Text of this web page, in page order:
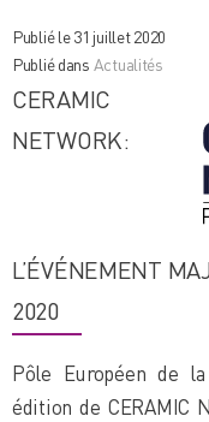
Publié le 31 juillet 2020
Publié dans Actualités
CERAMIC
NETWORK:
L’ÉVÉNEMENT
2020
Pôle Européen de
édition de CERAMIC